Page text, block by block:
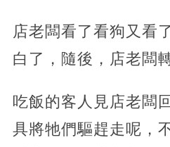
店老闆看了看狗又看
白了，隨後，店老闆
吃飯的客人見店老闆
具將牠們驅趕走呢，